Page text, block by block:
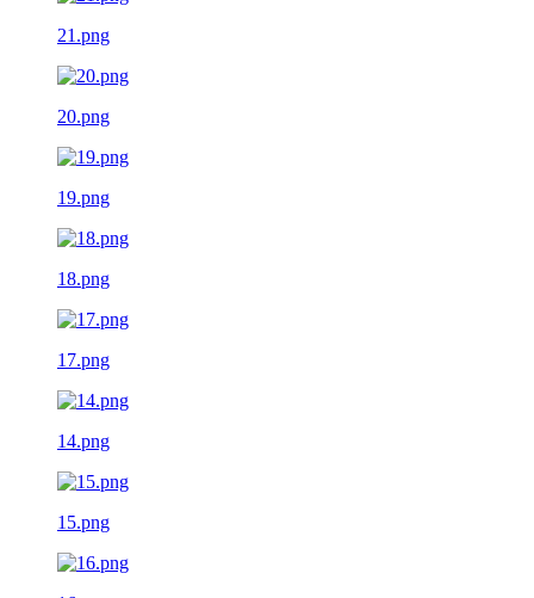
21.png
20.png
19.png
18.png
17.png
14.png
15.png